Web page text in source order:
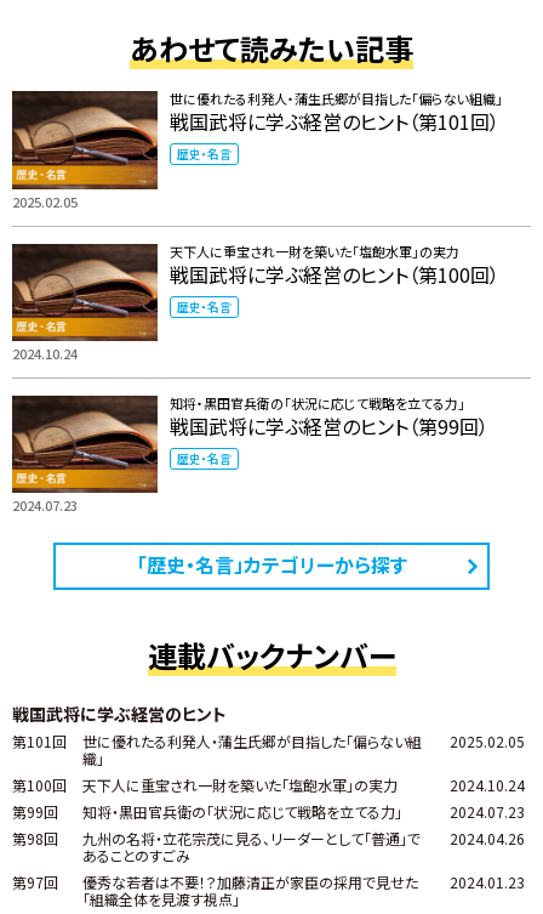
あわせて読みたい記事
2025.02.05
世に優れたる利発人・蒲生氏郷が目指した「偏らない組織」
戦国武将に学ぶ経営のヒント（第101回）
歴史・名言
2024.10.24
天下人に重宝され一財を築いた「塩飽水軍」の実力
戦国武将に学ぶ経営のヒント（第100回）
歴史・名言
2024.07.23
知将・黒田官兵衛の「状況に応じて戦略を立てる力」
戦国武将に学ぶ経営のヒント（第99回）
歴史・名言
「歴史・名言」カテゴリーから探す
連載バックナンバー
戦国武将に学ぶ経営のヒント
第101回
世に優れたる利発人・蒲生氏郷が目指した「偏らない組
織」
2025.02.05
第100回 天下人に重宝され一財を築いた「塩飽水軍」の実力
2024.10.24
第99回
知将・黒田官兵衛の「状況に応じて戦略を立てる力」
2024.07.23
第98回
九州の名将・立花宗茂に見る、リーダーとして「普通」で
あることのすごみ
2024.04.26
第97回
優秀な若者は不要！？加藤清正が家臣の採用で見せた
「組織全体を見渡す視点」
2024.01.23